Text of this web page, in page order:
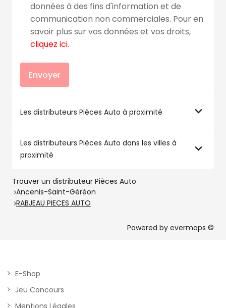
données à des fins d'information et de
communication non commerciales. Pour en
savoir plus sur vos données et vos droits,
cliquez ici.
Envoyer
Les distributeurs Pièces Auto à proximité
Les distributeurs Pièces Auto dans les villes à
proximité
Trouver un distributeur Pièces Auto
Ancenis-Saint-Géréon
RABJEAU PIECES AUTO
Powered by evermaps ©
E-Shop
Jeu Concours
Mentions Légales